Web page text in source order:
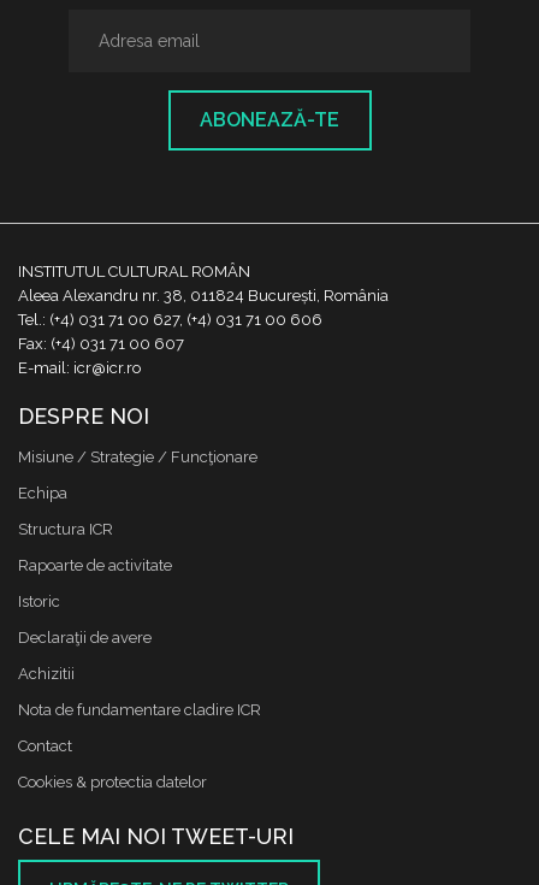
ABONEAZĂ-TE
INSTITUTUL CULTURAL ROMÂN
Aleea Alexandru nr. 38, 011824 București, România
Tel.: (+4) 031 71 00 627, (+4) 031 71 00 606
Fax: (+4) 031 71 00 607
E-mail: icr@icr.ro
DESPRE NOI
Misiune / Strategie / Funcţionare
Echipa
Structura ICR
Rapoarte de activitate
Istoric
Declaraţii de avere
Achizitii
Nota de fundamentare cladire ICR
Contact
Cookies & protectia datelor
CELE MAI NOI TWEET-URI